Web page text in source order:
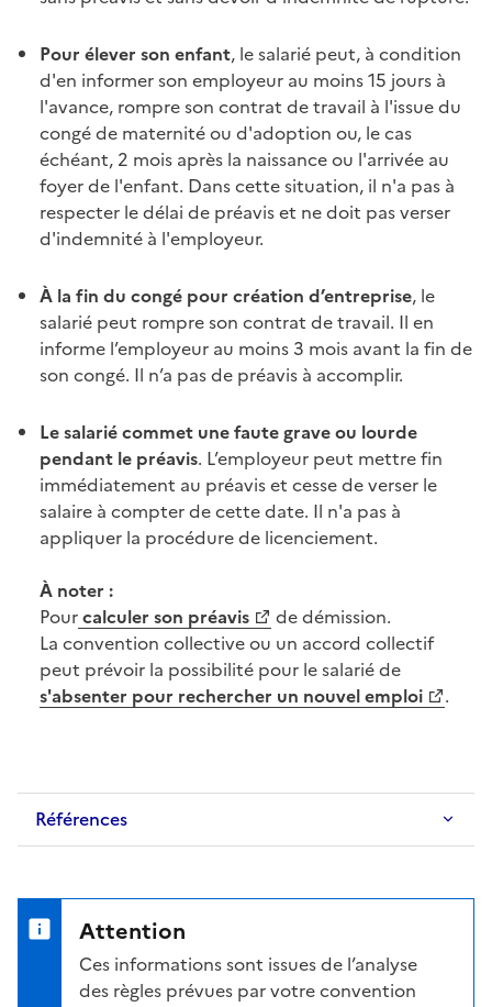
Pour élever son enfant, le salarié peut, à condition
d'en informer son employeur au moins 15 jours à
l'avance, rompre son contrat de travail à l'issue du
congé de maternité ou d'adoption ou, le cas
échéant, 2 mois après la naissance ou l'arrivée au
foyer de l'enfant. Dans cette situation, il n'a pas à
respecter le délai de préaviset ne doit pas verser
d'indemnité à l'employeur.
À la fin du congé pour création d’entreprise, le
salarié peut rompre son contrat de travail. Il en
informe l’employeur au moins 3 mois avant la fin de
son congé. Il n’a pas de préavis à accomplir.
Le salarié commet unefaute graveou lourde
pendant le préavis. L’employeur peut mettre fin
immédiatement au préaviset cesse de verser le
salaire à compter de cette date. Il n'a pas à
appliquer la procédure de licenciement.
À noter :
Pourcalculer son préavis
de démission.
La convention collectiveou un accord collectif
peut prévoir la possibilité pour le salarié de
s'absenter pour rechercher un nouvel emploi
.
Références
Attention
Ces informations sont issues de l’analyse
des règles prévues par votre convention